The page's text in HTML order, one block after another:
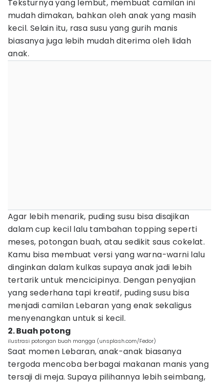
Teksturnya yang lembut, membuat camilan ini
mudah dimakan, bahkan oleh anak yang masih
kecil. Selain itu, rasa susu yang gurih manis
biasanya juga lebih mudah diterima oleh lidah
anak.
Agar lebih menarik, puding susu bisa disajikan
dalam cup kecil lalu tambahan topping seperti
meses, potongan buah, atau sedikit saus cokelat.
Kamu bisa membuat versi yang warna-warni lalu
dinginkan dalam kulkas supaya anak jadi lebih
tertarik untuk mencicipinya. Dengan penyajian
yang sederhana tapi kreatif, puding susu bisa
menjadi camilan Lebaran yang enak sekaligus
menyenangkan untuk si kecil.
2. Buah potong
ilustrasi potongan buah mangga (unsplash.com/Fedor)
Saat momen Lebaran, anak-anak biasanya
tergoda mencoba berbagai makanan manis yang
tersaji di meja. Supaya pilihannya lebih seimbang,